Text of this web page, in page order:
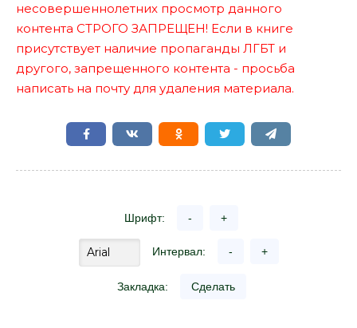
несовершеннолетних просмотр данного
контента СТРОГО ЗАПРЕЩЕН! Если в книге
присутствует наличие пропаганды ЛГБТ и
другого, запрещенного контента - просьба
написать на почту для удаления материала.
Шрифт: - +
Интервал: - +
Закладка: Сделать